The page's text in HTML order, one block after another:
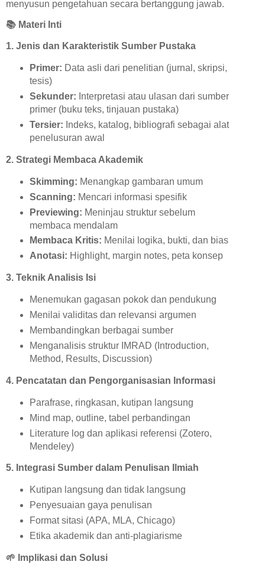
menyusun pengetahuan secara bertanggung jawab.
📚 Materi Inti
1. Jenis dan Karakteristik Sumber Pustaka
Primer: Data asli dari penelitian (jurnal, skripsi,
tesis)
Sekunder: Interpretasi atau ulasan dari sumber
primer (buku teks, tinjauan pustaka)
Tersier: Indeks, katalog, bibliografi sebagai alat
penelusuran awal
2. Strategi Membaca Akademik
Skimming: Menangkap gambaran umum
Scanning: Mencari informasi spesifik
Previewing: Meninjau struktur sebelum
membaca mendalam
Membaca Kritis: Menilai logika, bukti, dan bias
Anotasi: Highlight, margin notes, peta konsep
3. Teknik Analisis Isi
Menemukan gagasan pokok dan pendukung
Menilai validitas dan relevansi argumen
Membandingkan berbagai sumber
Menganalisis struktur IMRAD (Introduction,
Method, Results, Discussion)
4. Pencatatan dan Pengorganisasian Informasi
Parafrase, ringkasan, kutipan langsung
Mind map, outline, tabel perbandingan
Literature log dan aplikasi referensi (Zotero,
Mendeley)
5. Integrasi Sumber dalam Penulisan Ilmiah
Kutipan langsung dan tidak langsung
Penyesuaian gaya penulisan
Format sitasi (APA, MLA, Chicago)
Etika akademik dan anti-plagiarisme
🌱 Implikasi dan Solusi